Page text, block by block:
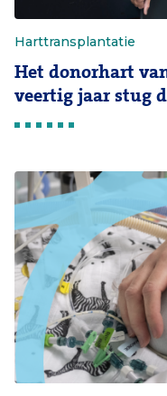
Harttransplantatie
Het donorhart
veertig jaar stug